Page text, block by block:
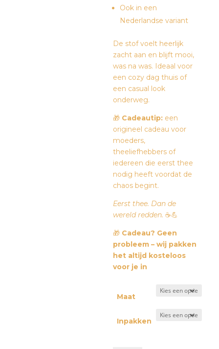
Ook in een
Nederlandse variant
De stof voelt heerlijk
zacht aan en blijft mooi,
was na was. Ideaal voor
een cozy dag thuis of
een casual look
onderweg.
🎁 Cadeautip: een
origineel cadeau voor
moeders,
theeliefhebbers of
iedereen die eerst thee
nodig heeft voordat de
chaos begint.
Eerst thee. Dan de
wereld redden. ☕💪
🎁 Cadeau? Geen
probleem – wij pakken
het altijd kosteloos
voor je in
Maat
Inpakken